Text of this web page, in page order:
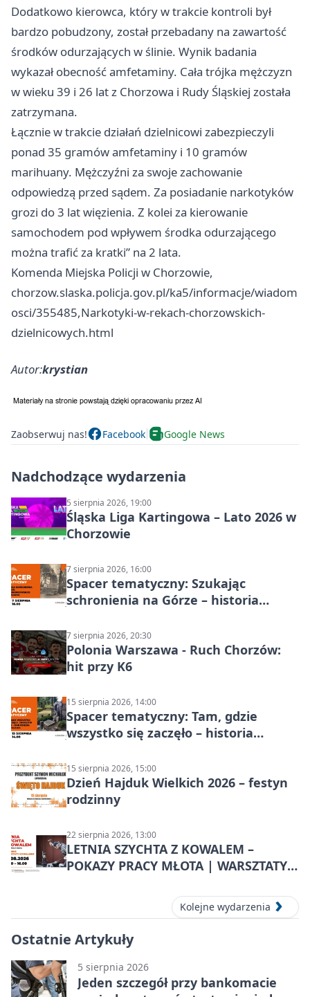
Dodatkowo kierowca, który w trakcie kontroli był
bardzo pobudzony, został przebadany na zawartość
środków odurzających w ślinie. Wynik badania
wykazał obecność amfetaminy. Cała trójka mężczyzn
w wieku 39 i 26 lat z Chorzowa i Rudy Śląskiej została
zatrzymana.
Łącznie w trakcie działań dzielnicowi zabezpieczyli
ponad 35 gramów amfetaminy i 10 gramów
marihuany. Mężczyźni za swoje zachowanie
odpowiedzą przed sądem. Za posiadanie narkotyków
grozi do 3 lat więzienia. Z kolei za kierowanie
samochodem pod wpływem środka odurzającego
można trafić za kratki” na 2 lata.
Komenda Miejska Policji w Chorzowie,
chorzow.slaska.policja.gov.pl/ka5/informacje/wiadom
osci/355485,Narkotyki-w-rekach-chorzowskich-
dzielnicowych.html
Autor:krystian
Zaobserwuj nas! Facebook Google News
Nadchodzące wydarzenia
5 sierpnia 2026, 19:00
Śląska Liga Kartingowa – Lato 2026 w
Chorzowie
7 sierpnia 2026, 16:00
Spacer tematyczny: Szukając
schronienia na Górze – historia
7 sierpnia 2026, 20:30
Polonia Warszawa - Ruch Chorzów:
hit przy K6
15 sierpnia 2026, 14:00
Spacer tematyczny: Tam, gdzie
wszystko się zaczęło – historia
15 sierpnia 2026, 15:00
Dzień Hajduk Wielkich 2026 – festyn
rodzinny
22 sierpnia 2026, 13:00
LETNIA SZYCHTA Z KOWALEM –
POKAZY PRACY MŁOTA | WARSZTATY
Kolejne wydarzenia
Ostatnie Artykuły
5 sierpnia 2026
Jeden szczegół przy bankomacie